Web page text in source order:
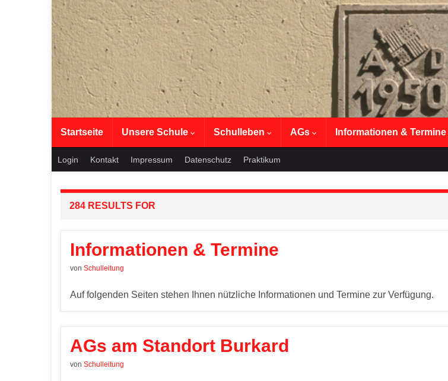
Startseite Unsere Schule Schulleben AGs Informationen & Termine
Login Kontakt Impressum Datenschutz Praktikum
284 RESULTS FOR
Informationen & Termine
von Schulleitung
Auf folgenden Seiten stehen Ihnen nützliche Informationen und Termine zur Verfügung.
AGs am Standort Burkard
von Schulleitung